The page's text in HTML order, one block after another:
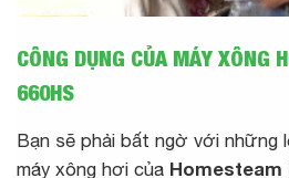
CÔNG DỤNG CỦA MÁY XÔNG
660HS
Bạn sẽ phải bất ngờ với những
máy xông hơi của Homesteam